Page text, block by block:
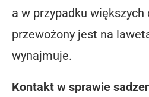
a w przypadku większych
przewożony jest na
wynajmuje.
Kontakt w sprawie